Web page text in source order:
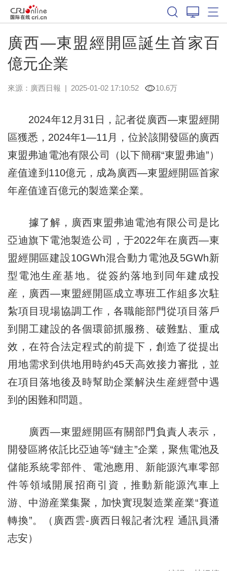
廣西—東盟經開區誕生首家百
億元企業
來源： 廣西日報 | 2025-01-02 17:10:52 10.6万
2024年12月31日，記者從廣西—東盟經開
區獲悉，2024年1—11月，位於該開發區的廣西
東盟弗迪電池有限公司（以下簡稱“東盟弗迪”）
産值達到110億元，成為廣西—東盟經開區首家
年産值達百億元的製造業企業。
據了解，廣西東盟弗迪電池有限公司是比
亞迪旗下電池製造公司，于2022年在廣西—東
盟經開區建設10GWh混合動力電池及5GWh新
型電池生産基地。從簽約落地到同年建成投
産，廣西—東盟經開區成立專班工作組多次駐
紮項目現場協調工作，各職能部門從項目落戶
到開工建設的各個環節抓服務、破難點、重成
效，在符合法定程式的前提下，創造了從提出
用地需求到供地用時約45天高效接力審批，並
在項目落地後及時幫助企業解決生産經營中遇
到的困難和問題。
廣西—東盟經開區有關部門負責人表示，
開發區將依託比亞迪等“鏈主”企業，聚焦電池及
儲能系統零部件、電池應用、新能源汽車零部
件等領域開展招商引資，推動新能源汽車上
游、中游産業集聚，加快實現製造業産業“賽道
轉換”。（廣西雲-廣西日報記者沈程 通訊員潘
志安）